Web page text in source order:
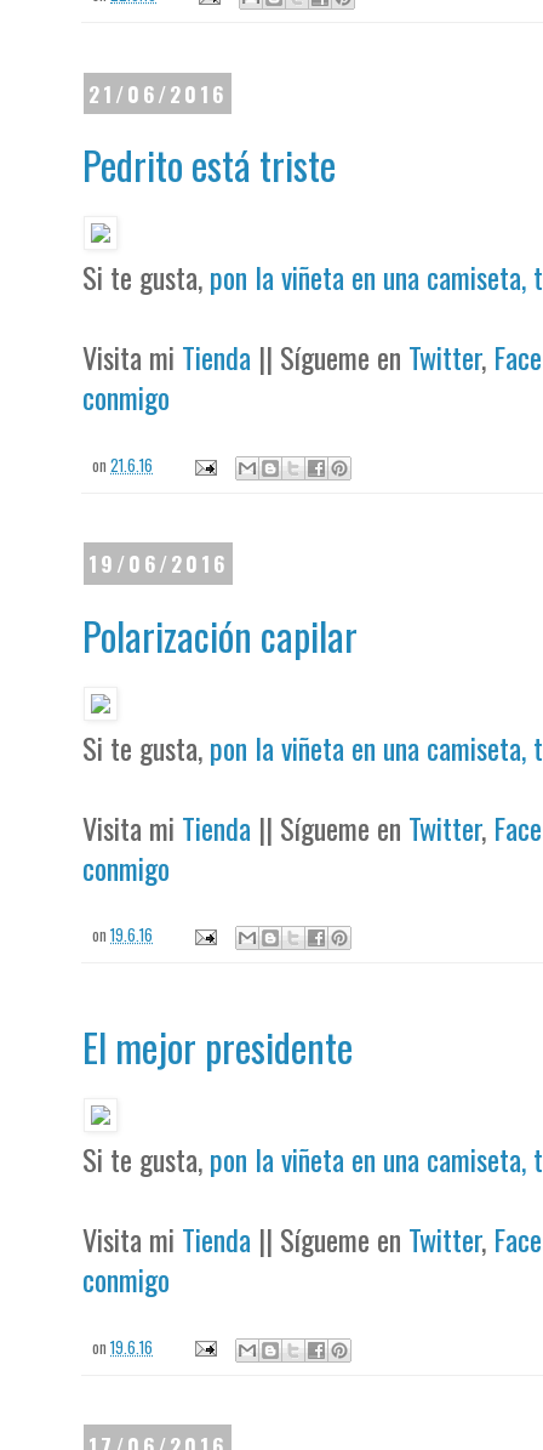
21/06/2016
Pedrito está triste
Si te gusta,pon la viñeta en una camiseta,
Visita mi Tienda || Sígueme en Twitter,
conmigo
on21.6.16
19/06/2016
Polarización capilar
Si te gusta,pon la viñeta en una camiseta,
Visita mi Tienda || Sígueme en Twitter,
conmigo
on19.6.16
El mejor presidente
Si te gusta,pon la viñeta en una camiseta,
Visita mi Tienda || Sígueme en Twitter,
conmigo
on19.6.16